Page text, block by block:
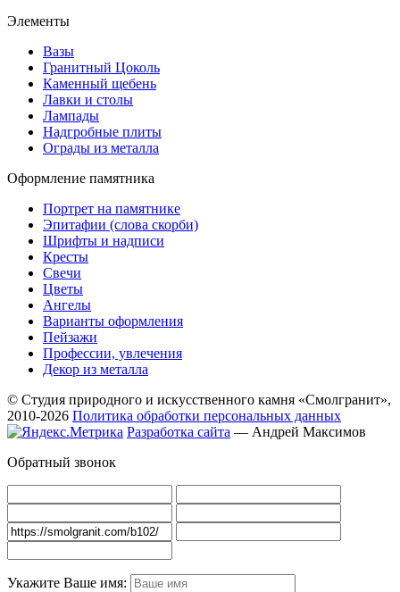
Элементы
Вазы
Гранитный Цоколь
Каменный щебень
Лавки и столы
Лампады
Надгробные плиты
Ограды из металла
Оформление памятника
Портрет на памятнике
Эпитафии (слова скорби)
Шрифты и надписи
Кресты
Свечи
Цветы
Ангелы
Варианты оформления
Пейзажи
Профессии, увлечения
Декор из металла
© Студия природного и искусственного камня «Смолгранит»,
2010-2026 Политика обработки персональных данных
Разработка сайта — Андрей Максимов
Обратный звонок
Укажите Ваше имя: